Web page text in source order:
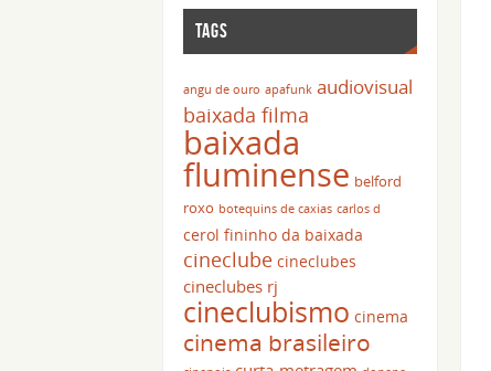
TAGS
angu de ouro apafunk audiovisual
baixada filma
baixada
fluminense belford
roxo botequins de caxias carlos d
cerol fininho da baixada
cineclube cineclubes
cineclubes rj
cineclubismo cinema
cinema brasileiro